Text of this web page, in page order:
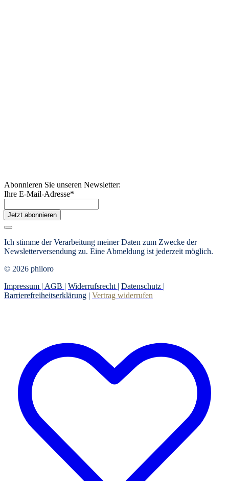
Abonnieren Sie unseren Newsletter:
Ihre E-Mail-Adresse*
Jetzt abonnieren
Ich stimme der Verarbeitung meiner Daten zum Zwecke der
Newsletterversendung zu. Eine Abmeldung ist jederzeit möglich.
© 2026 philoro
Impressum | AGB | Widerrufsrecht | Datenschutz |
Barrierefreiheitserklärung | Vertrag widerrufen